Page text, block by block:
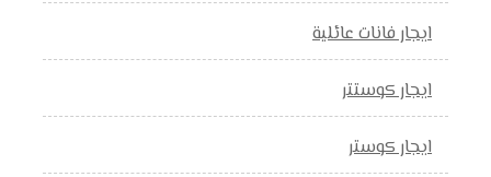
ايجار فانات عائلية
ايجار كوستتر
ايجار كوستر